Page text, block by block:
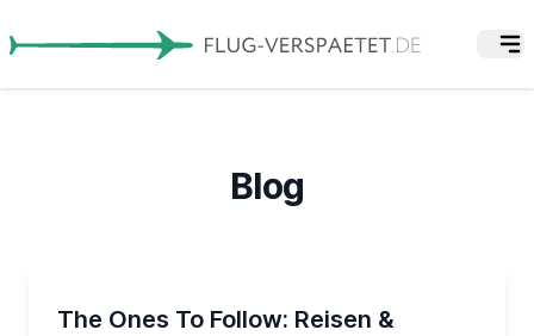
Blog
The Ones To Follow: Reisen &